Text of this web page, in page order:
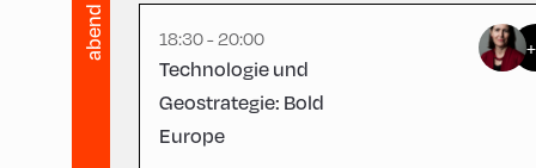
abend 18:30 - 20:00
Technologie und
Geostrategie: Bold
Europe